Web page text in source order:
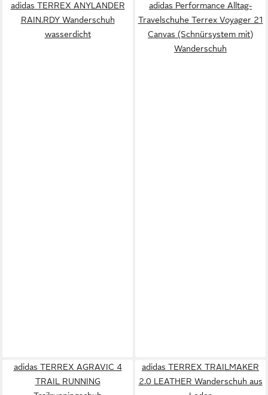
adidas TERREX ANYLANDER
RAIN.RDY Wanderschuh
wasserdicht
adidas Performance Alltag-
Travelschuhe Terrex Voyager 21
Canvas (Schnürsystem mit)
Wanderschuh
adidas TERREX AGRAVIC 4
TRAIL RUNNING
adidas TERREX TRAILMAKER
2.0 LEATHER Wanderschuh aus